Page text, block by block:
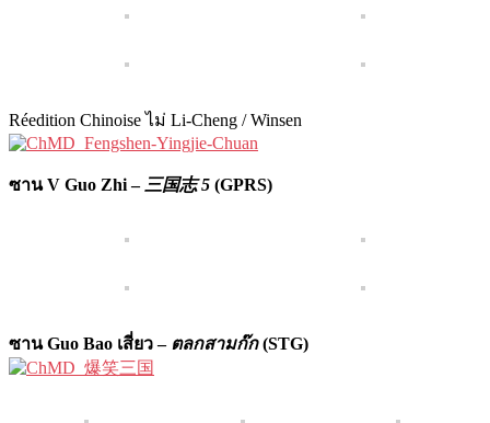
Réedition Chinoise ไม่ Li-Cheng / Winsen
ซาน V Guo Zhi –三国志 5 (GPRS)
ซาน Guo Bao เสี่ยว – ตลกสามก๊ก(STG)